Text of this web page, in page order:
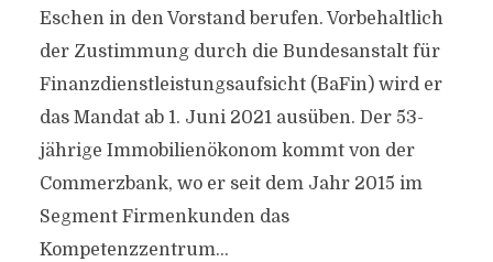
Eschen in den Vorstand berufen. Vorbehaltlich
der Zustimmung durch die Bundesanstalt für
Finanzdienstleistungsaufsicht (BaFin) wird er
das Mandat ab 1. Juni 2021 ausüben. Der 53-
jährige Immobilienökonom kommt von der
Commerzbank, wo er seit dem Jahr 2015 im
Segment Firmenkunden das
Kompetenzzentrum...